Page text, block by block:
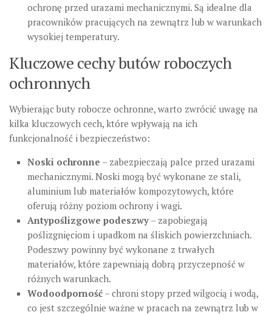
ochronę przed urazami mechanicznymi. Są idealne dla
pracowników pracujących na zewnątrz lub w warunkach
wysokiej temperatury.
Kluczowe cechy butów roboczych
ochronnych
Wybierając buty robocze ochronne, warto zwrócić uwagę na
kilka kluczowych cech, które wpływają na ich
funkcjonalność i bezpieczeństwo:
Noski ochronne – zabezpieczają palce przed urazami
mechanicznymi. Noski mogą być wykonane ze stali,
aluminium lub materiałów kompozytowych, które
oferują różny poziom ochrony i wagi.
Antypoślizgowe podeszwy – zapobiegają
poślizgnięciom i upadkom na śliskich powierzchniach.
Podeszwy powinny być wykonane z trwałych
materiałów, które zapewniają dobrą przyczepność w
różnych warunkach.
Wodoodporność – chroni stopy przed wilgocią i wodą,
co jest szczególnie ważne w pracach na zewnątrz lub w